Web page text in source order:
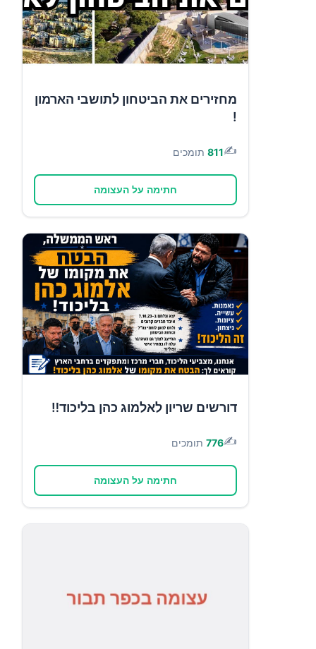
מחזירים את הביטחון לתושבי הארמון
!
✍️
811 תומכים
חתימה על העצומה
דורשים שריון לאלמוג כהן בליכוד‼️
✍️
776 תומכים
חתימה על העצומה